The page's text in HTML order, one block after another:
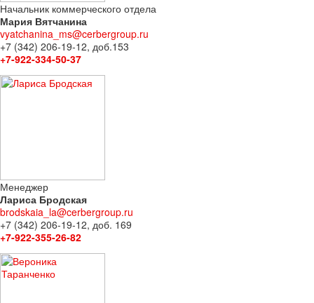
Начальник коммерческого отдела
Мария Вятчанина
vyatchanina_ms@cerbergroup.ru
+7 (342) 206-19-12, доб.153
+7-922-334-50-37
Менеджер
Лариса Бродская
brodskaia_la@cerbergroup.ru
+7 (342) 206-19-12, доб. 169
+7-922-355-26-82